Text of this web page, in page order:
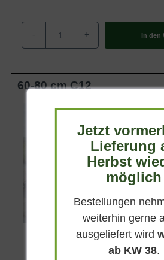
- + In den
60-80 cm C12
Blatt-
Jetzt
Lieferung
Herbst
möglich
Bestellungen
weiterhin gerne
ausgeliefert wird
ab KW 38.